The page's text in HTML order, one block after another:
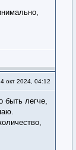
окт 2024, 04:12
быть легче,